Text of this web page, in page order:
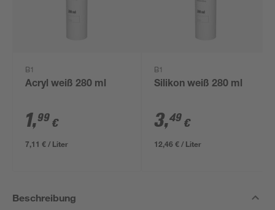
B1
Acryl weiß 280 ml
1,99 €
7,11 € / Liter
B1
Silikon weiß 280 ml
3,49 €
12,46 € / Liter
Beschreibung